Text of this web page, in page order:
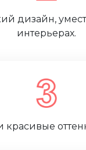
дизайн,
интерьерах.
красивые